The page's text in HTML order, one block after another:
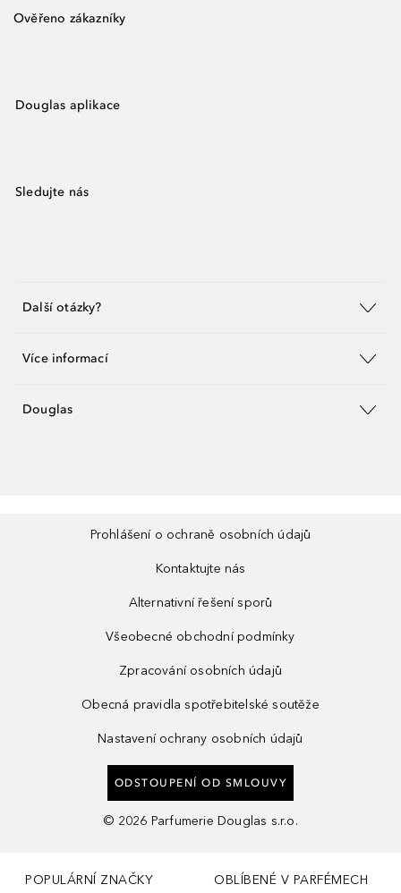
Ověřeno zákazníky
Douglas aplikace
Sledujte nás
Další otázky?
Více informací
Douglas
Prohlášení o ochraně osobních údajů
Kontaktujte nás
Alternativní řešení sporů
Všeobecné obchodní podmínky
Zpracování osobních údajů
Obecná pravidla spotřebitelské soutěže
Nastavení ochrany osobních údajů
ODSTOUPENÍ OD SMLOUVY
© 2026 Parfumerie Douglas s.r.o.
POPULÁRNÍ ZNAČKY OBLÍBENÉ V PARFÉMECH